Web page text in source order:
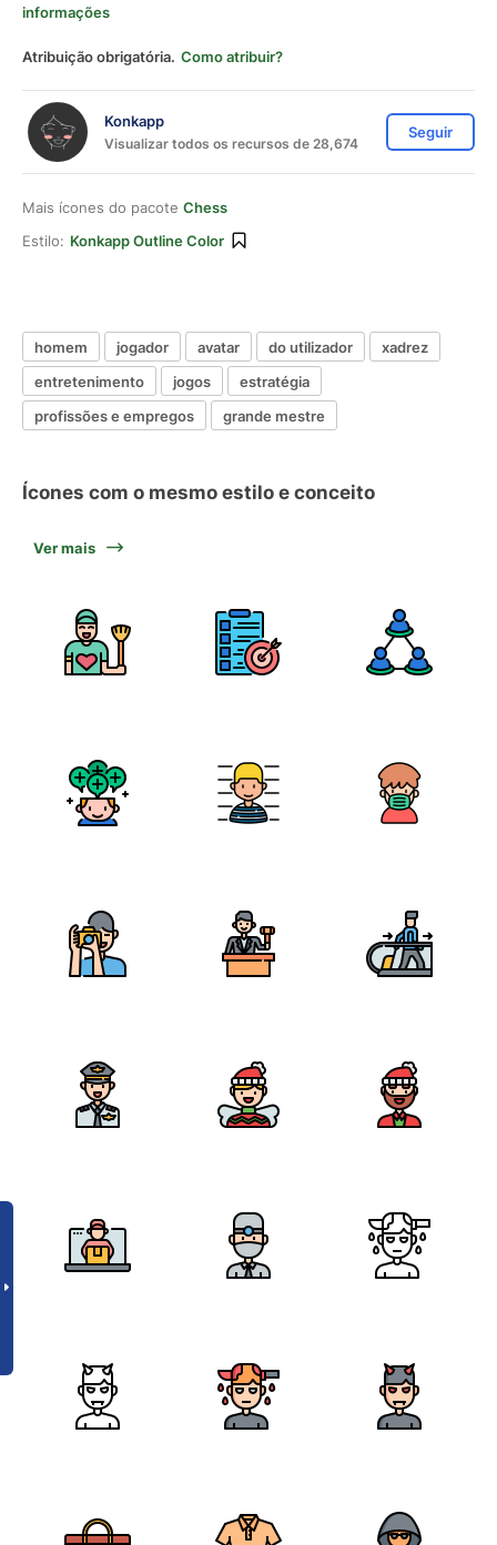
informações
Atribuição obrigatória. Como atribuir?
Konkapp
Visualizar todos os recursos de 28,674
Seguir
Mais ícones do pacote Chess
Estilo: Konkapp Outline Color
homem jogador avatar do utilizador
xadrez
entretenimento
jogos
estratégia
profissões e empregos
grande mestre
Ícones com o mesmo estilo e conceito
Ver mais